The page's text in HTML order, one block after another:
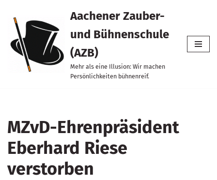
Zum
Inhalt
springen
Aachener Zauber-
und Bühnenschule
(AZB)
Mehr als eine Illusion: Wir machen
Persönlichkeiten bühnenreif.
MZvD-Ehrenpräsident
Eberhard Riese
verstorben